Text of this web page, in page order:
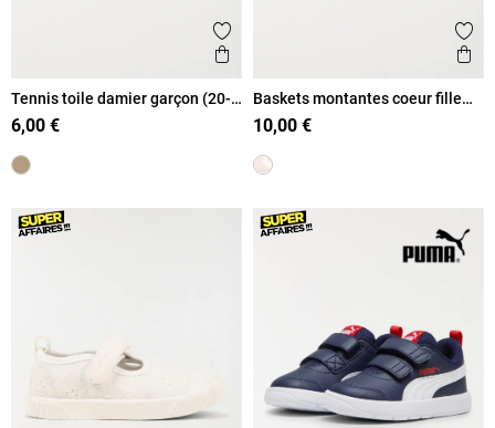
Ajouter aux favoris
Aperçu rapide
Tennis toile damier garçon (20-
23)
6,00 €
Baskets montantes coeur fille
(20-23)
10,00 €